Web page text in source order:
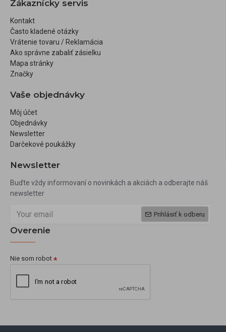
Zákaznícky servis
Kontakt
Často kladené otázky
Vrátenie tovaru / Reklamácia
Ako správne zabaliť zásielku
Mapa stránky
Značky
Vaše objednávky
Môj účet
Objednávky
Newsletter
Darčekové poukážky
Newsletter
Buďte vždy informovaní o novinkách a akciách a odberajte náš
newsletter
Prihlásiť k odberu
Overenie
Nie som robot